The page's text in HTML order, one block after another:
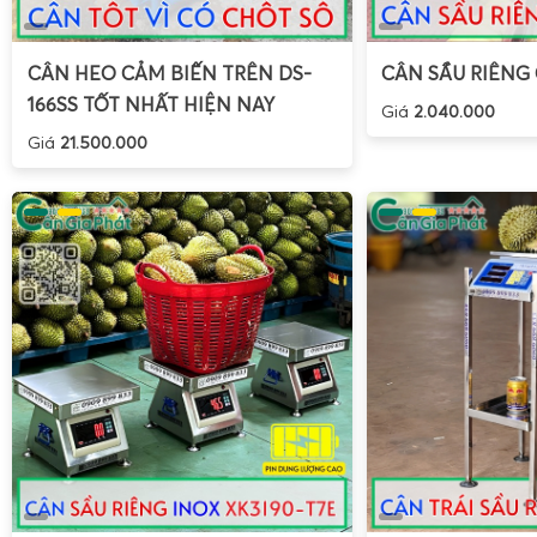
Để sử dụng, hiệu chuẩn và sửa chữa cân điện tử UTE
người dùng cần nắm vững thao tác vận hành, quy trình
tự sửa chữa. Về sử dụng, tập trung vào việc đặt cân đúng
trình tự, dùngtrừ bìvà chuyển đơn vị hợp lý, đồng thời vệ
mỗi ca làm việc để duy trì độ bền. Về hiệu chuẩn, nên thực
cân chuẩn, thao tác trong môi trường ổn định nhiệt độ,
các bước vào chế độ CAL, đặt tải và kiểm tra lại kết quả.
CÂN HEO CẢM BIẾN TRÊN DS-
166SS TỐT NHẤT HIỆN NAY
Giá 21.500.000
CÂN SẦU
Giá 2.040.000